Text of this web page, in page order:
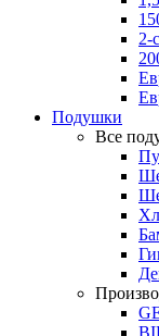
2-
Подушки
Все